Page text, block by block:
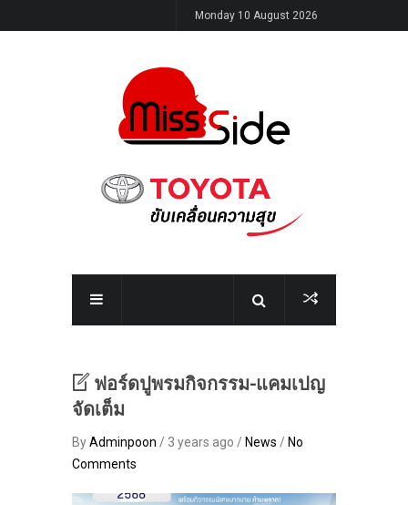
Monday 10 August 2026
ฟอร์ดปูพรมกิจกรรม-แคมเปญ
จัดเต็ม
ByAdminpoon / 3 years ago / News / No
Comments